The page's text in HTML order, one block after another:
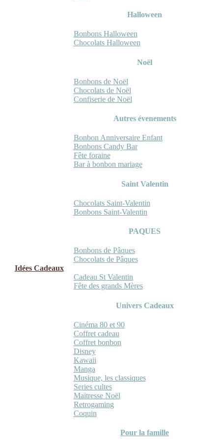
Halloween
Bonbons Halloween
Chocolats Halloween
Noël
Bonbons de Noël
Chocolats de Noël
Confiserie de Noël
Autres évenements
Bonbon Anniversaire Enfant
Bonbons Candy Bar
Fête foraine
Bar à bonbon mariage
Saint Valentin
Chocolats Saint-Valentin
Bonbons Saint-Valentin
PAQUES
Bonbons de Pâques
Chocolats de Pâques
Idées Cadeaux
Cadeau St Valentin
Fête des grands Mères
Univers Cadeaux
Cinéma 80 et 90
Coffret cadeau
Coffret bonbon
Disney
Kawaii
Manga
Musique, les classiques
Series cultes
Maitresse Noël
Retrogaming
Coquin
Pour la famille